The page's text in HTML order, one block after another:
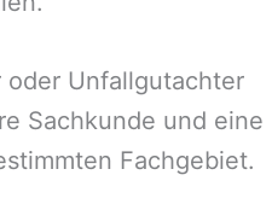
oder Unfallgutachter
Sachkunde und eine
Fachgebiet.